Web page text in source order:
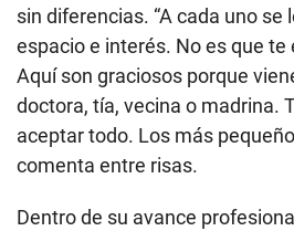
sin diferencias. “A cada uno se
espacio e interés. No es que te
Aquí son graciosos porque
doctora, tía, vecina o madrina.
aceptar todo. Los más
comenta entre risas.
Dentro de su avance